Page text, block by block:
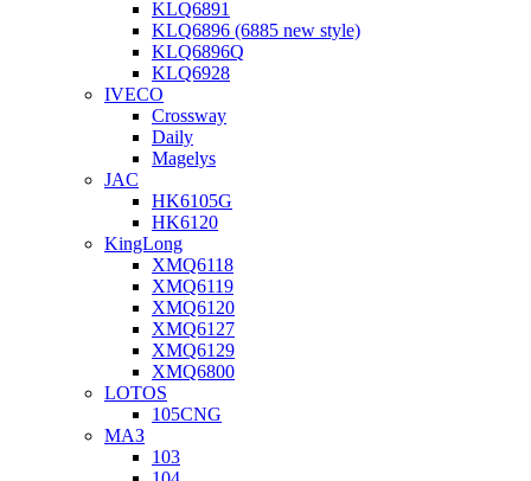
KLQ6891
KLQ6896 (6885 new style)
KLQ6896Q
KLQ6928
IVECO
Crossway
Daily
Magelys
JAC
HK6105G
HK6120
KingLong
XMQ6118
XMQ6119
XMQ6120
XMQ6127
XMQ6129
XMQ6800
LOTOS
105CNG
МАЗ
103